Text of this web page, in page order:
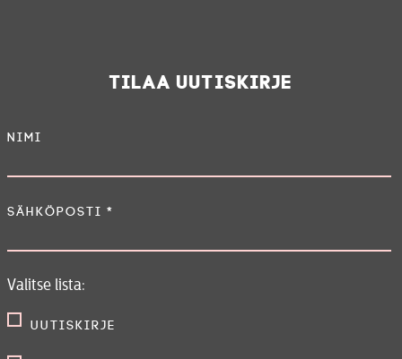
Tilaa uutiskirje
Nimi
Sähköposti *
Valitse lista:
Uutiskirje